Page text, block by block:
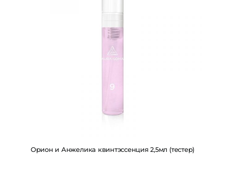
Орион и Анжелика квинтэссенция 2,5мл (тестер)